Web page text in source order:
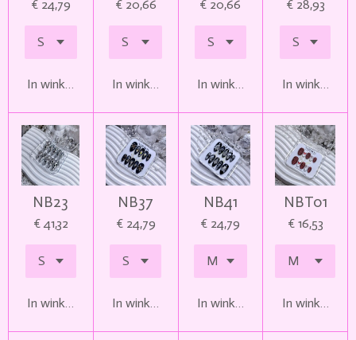
€ 24,79
In winkelwagen
€ 20,66
In winkelwagen
€ 20,66
In winkelwagen
€ 28,93
In
NB23
€ 41,32
In winkelwagen
NB37
€ 24,79
In winkelwagen
NB41
€ 24,79
In winkelwagen
NBT01
€ 16,53
In